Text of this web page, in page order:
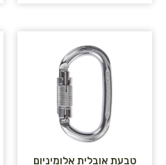
טבעת אובלית אלומיניום